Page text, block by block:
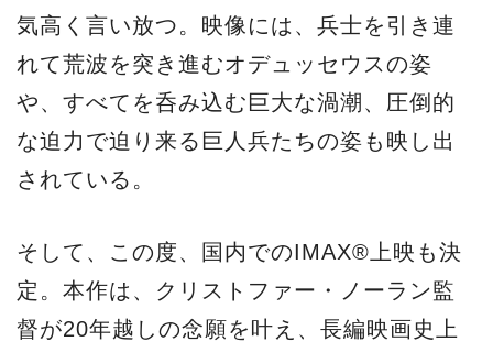
気高く言い放つ。映像には、兵士を引き連
れて荒波を突き進むオデュッセウスの姿
や、すべてを呑み込む巨大な渦潮、圧倒的
な迫力で迫り来る巨人兵たちの姿も映し出
されている。
そして、この度、国内でのIMAX®上映も決
定。本作は、クリストファー・ノーラン監
督が20年越しの念願を叶え、長編映画史上